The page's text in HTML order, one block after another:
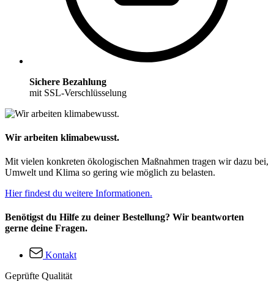
Sichere Bezahlung
mit SSL-Verschlüsselung
Wir arbeiten klimabewusst.
Mit vielen konkreten ökologischen Maßnahmen tragen wir dazu bei,
Umwelt und Klima so gering wie möglich zu belasten.
Hier findest du weitere Informationen.
Benötigst du Hilfe zu deiner Bestellung? Wir beantworten
gerne deine Fragen.
Kontakt
Geprüfte Qualität